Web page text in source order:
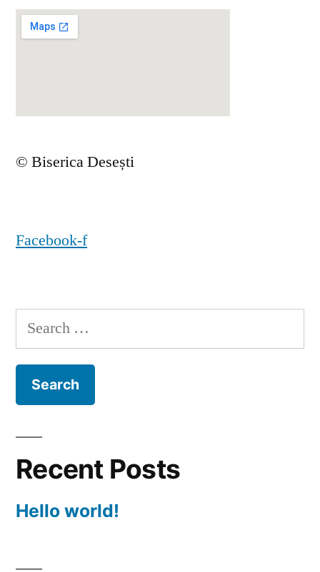
© Biserica Desești
Facebook-f
Search
for:
Recent Posts
Hello world!